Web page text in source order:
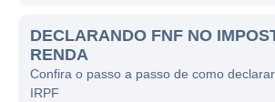
negócios que permite à empresa
dinheiro através de várias linhas.
principais serviços incluem a
DECLARANDO FNF NO
RENDA
Confira o passo a passo de como
IRPF